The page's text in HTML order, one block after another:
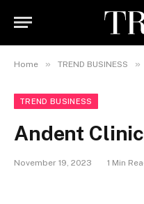
Home » TREND BUSINESS »
TREND BUSINESS
Andent Clinic
November 19, 2023 1 Min